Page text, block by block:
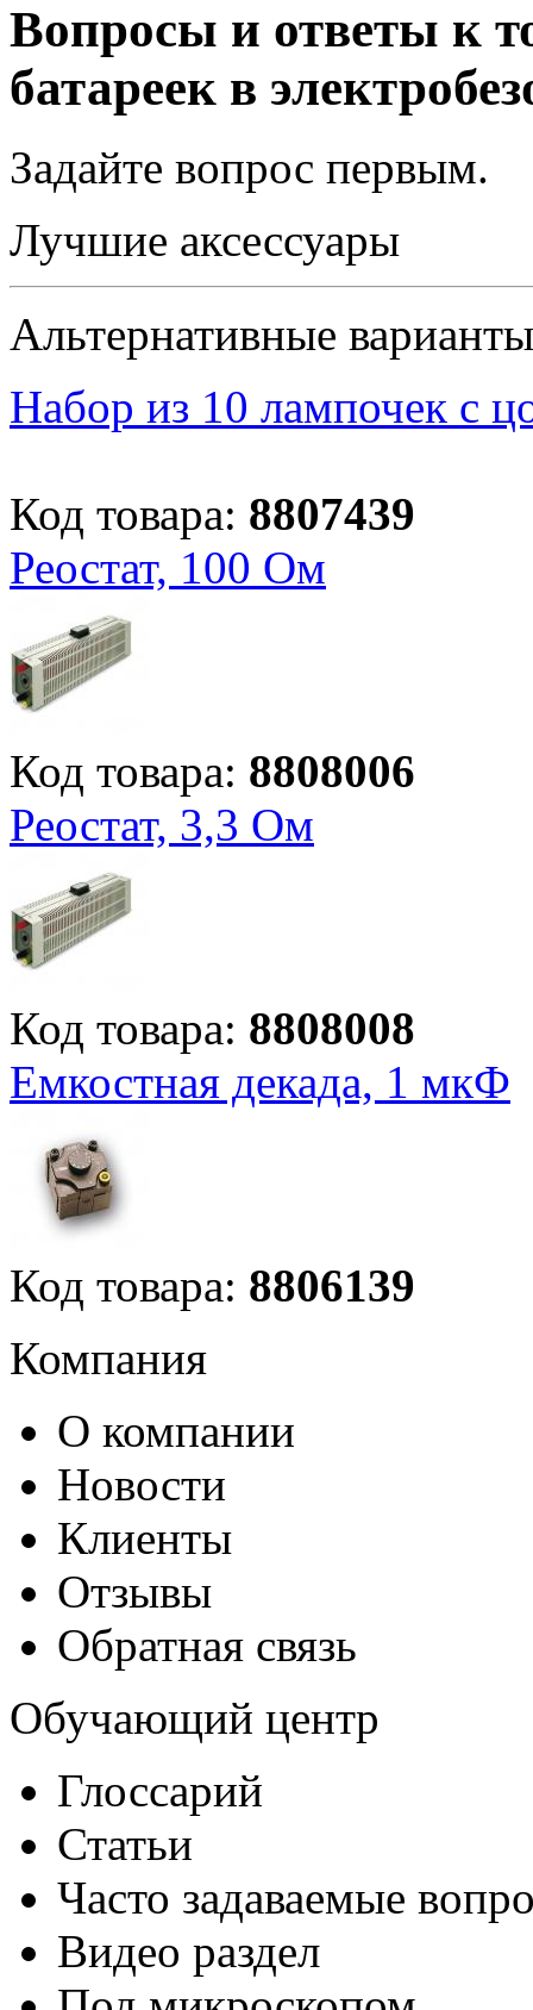
Вопросы и ответы к
батареек в
Задайте вопрос первым.
Лучшие аксессуары
Альтернативные варианты
Набор из 10 лампочек с
Код товара: 8807439
Реостат, 100 Ом
Код товара: 8808006
Реостат, 3,3 Ом
Код товара: 8808008
Емкостная декада, 1 мкФ
Код товара: 8806139
Компания
О компании
Новости
Клиенты
Отзывы
Обратная связь
Обучающий центр
Глоссарий
Статьи
Часто задаваемые
Видео раздел